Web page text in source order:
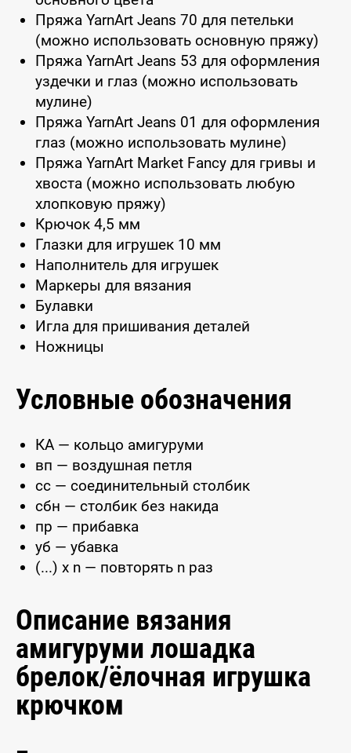
Пряжа YarnArt Jeans 70 для петельки
(можно использовать основную пряжу)
Пряжа YarnArt Jeans 53 для оформления
уздечки и глаз (можно использовать
мулине)
Пряжа YarnArt Jeans 01 для оформления
глаз (можно использовать мулине)
Пряжа YarnArt Market Fancy для гривы и
хвоста (можно использовать любую
хлопковую пряжу)
Крючок 4,5 мм
Глазки для игрушек 10 мм
Наполнитель для игрушек
Маркеры для вязания
Булавки
Игла для пришивания деталей
Ножницы
Условные обозначения
КА — кольцо амигуруми
вп — воздушная петля
сс — соединительный столбик
сбн — столбик без накида
пр — прибавка
уб — убавка
(...) x n — повторять n раз
Описание вязания
амигуруми лошадка
брелок/ёлочная игрушка
крючком